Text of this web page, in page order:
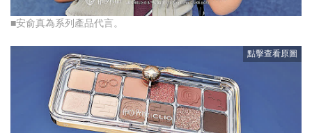
■安俞真為系列產品代言。